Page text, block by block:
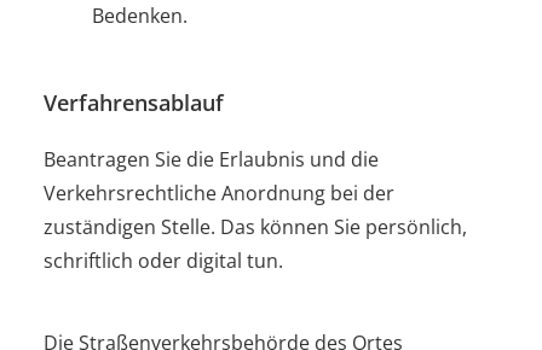
Bedenken.
Verfahrensablauf
Beantragen Sie die Erlaubnis und die
Verkehrsrechtliche Anordnung bei der
zuständigen Stelle. Das können Sie persönlich,
schriftlich oder digital tun.
Die Straßenverkehrsbehörde des Ortes